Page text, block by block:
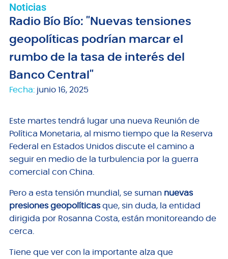
Noticias
Radio Bío Bío: "Nuevas tensiones
geopolíticas podrían marcar el
rumbo de la tasa de interés del
Banco Central"
Fecha: junio 16, 2025
Este martes tendrá lugar una nueva Reunión de
Política Monetaria, al mismo tiempo que la Reserva
Federal en Estados Unidos discute el camino a
seguir en medio de la turbulencia por la guerra
comercial con China.
Pero a esta tensión mundial, se suman nuevas
presiones geopolíticasque, sin duda, la entidad
dirigida por Rosanna Costa, están monitoreando de
cerca.
Tiene que ver con la importante alza que